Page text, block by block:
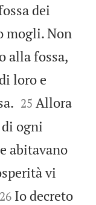
dei
mogli. Non
alla fossa,
loro e


25 Allora
ogni
abitavano
vi


26 Io decreto